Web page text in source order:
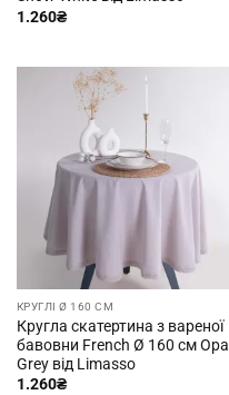
1.260₴
КРУГЛІ Ø 160 СМ
Кругла скатертина з вареної
бавовни French Ø 160 см Opal
Grey від Limasso
1.260₴